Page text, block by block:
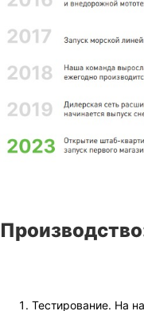
Тестирование. На